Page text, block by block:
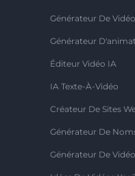
Générateur De
Générateur
Éditeur Vidéo IA
IA Texte-À-Vidéo
Créateur De Sites
Générateur De
Générateur De